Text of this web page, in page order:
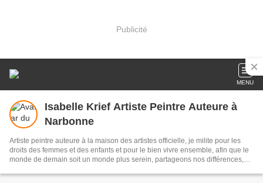
Publicité
MENU
Isabelle Krief Artiste Peintre Auteure à
Narbonne
Artiste peintre auteure à la maison des artistes officielle, je milite pour les
droits des femmes et des enfants et pour le bien vivre ensemble, afin que le
monde de demain soit un monde plus serein, partageons nos différences,